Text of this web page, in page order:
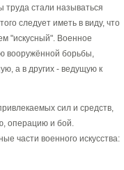
труда стали называться
следует иметь в виду, что
"искусный". Военное
вооружённой борьбы,
а в других - ведущую к
сил и средств,
операцию и бой.
части военного искусства: